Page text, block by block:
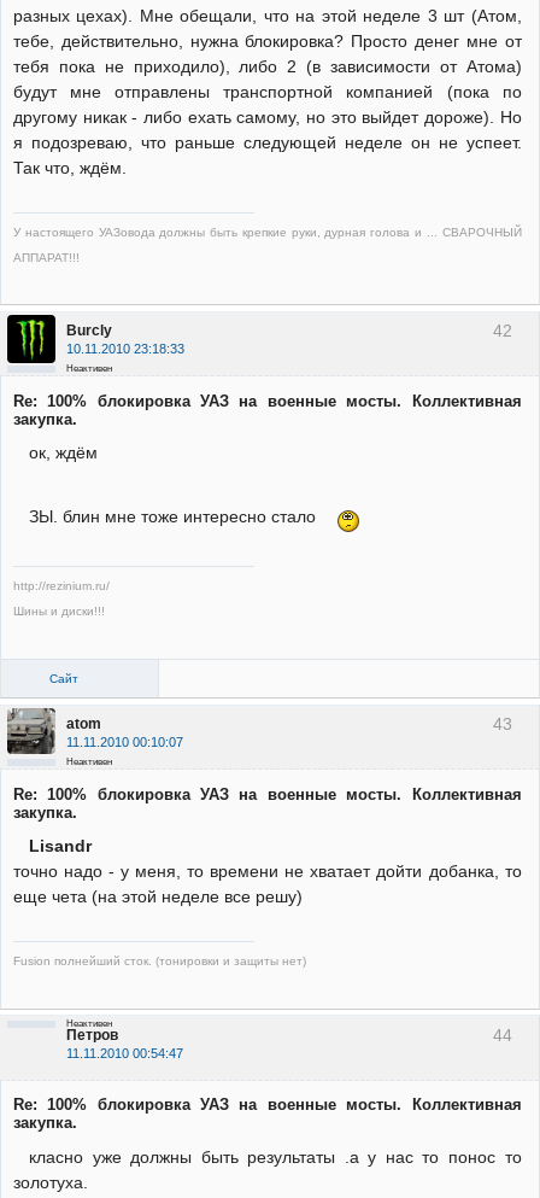
разных цехах). Мне обещали, что на этой неделе 3 шт (Атом,
тебе, действительно, нужна блокировка? Просто денег мне от
тебя пока не приходило), либо 2 (в зависимости от Атома)
будут мне отправлены транспортной компанией (пока по
другому никак - либо ехать самому, но это выйдет дороже). Но
я подозреваю, что раньше следующей неделе он не успеет.
Так что, ждём.
У настоящего УАЗовода должны быть крепкие руки, дурная голова и ... СВАРОЧНЫЙ
АППАРАТ!!!
42
Burcly
10.11.2010 23:18:33
Неактивен
Re: 100% блокировка УАЗ на военные мосты. Коллективная
закупка.
ок, ждём
ЗЫ. блин мне тоже интересно стало
http://rezinium.ru/
Шины и диски!!!
Сайт
43
atom
11.11.2010 00:10:07
Неактивен
Re: 100% блокировка УАЗ на военные мосты. Коллективная
закупка.
Lisandr
точно надо - у меня, то времени не хватает дойти добанка, то
еще чета (на этой неделе все решу)
Fusion полнейший сток. (тонировки и защиты нет)
44
Петров
11.11.2010 00:54:47
Неактивен
Re: 100% блокировка УАЗ на военные мосты. Коллективная
закупка.
класно уже должны быть результаты .а у нас то понос то
золотуха.